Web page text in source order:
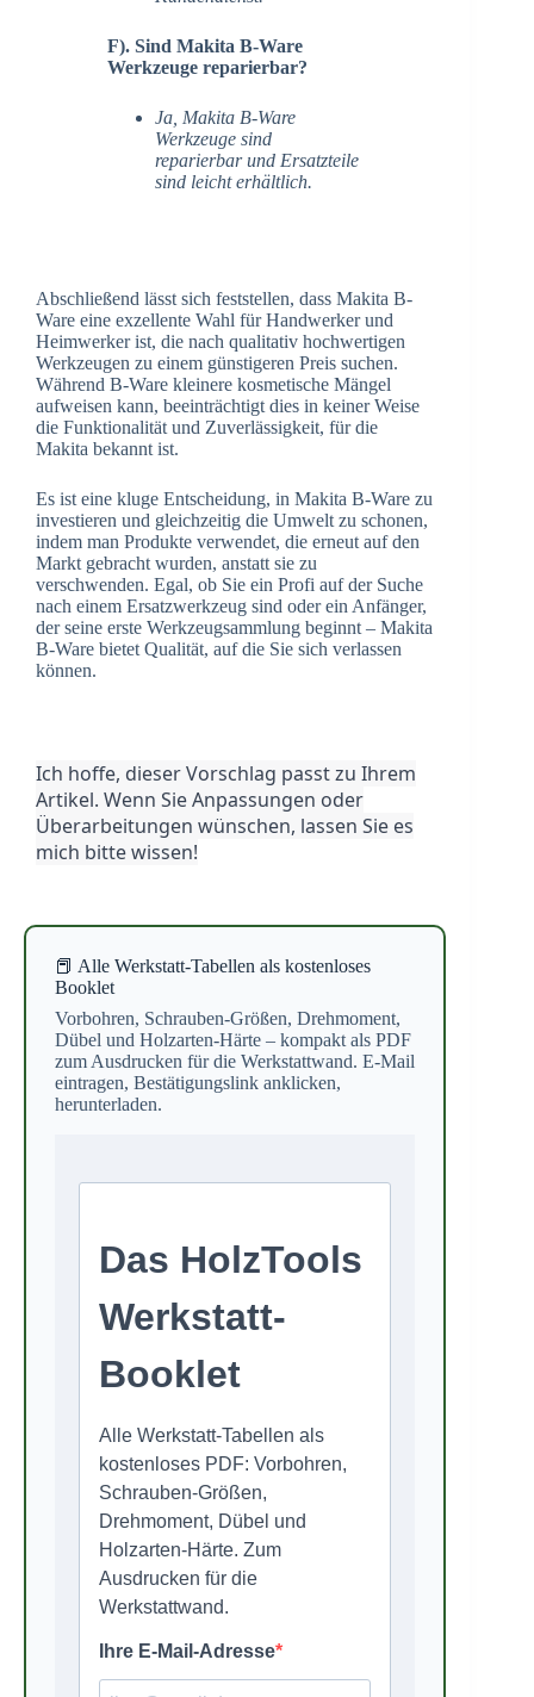
F). Sind Makita B-Ware
Werkzeuge reparierbar?
Ja, Makita B-Ware
Werkzeuge sind
reparierbar und Ersatzteile
sind leicht erhältlich.
Abschließend lässt sich feststellen, dass Makita B-
Ware eine exzellente Wahl für Handwerker und
Heimwerker ist, die nach qualitativ hochwertigen
Werkzeugen zu einem günstigeren Preis suchen.
Während B-Ware kleinere kosmetische Mängel
aufweisen kann, beeinträchtigt dies in keiner Weise
die Funktionalität und Zuverlässigkeit, für die
Makita bekannt ist.
Es ist eine kluge Entscheidung, in Makita B-Ware zu
investieren und gleichzeitig die Umwelt zu schonen,
indem man Produkte verwendet, die erneut auf den
Markt gebracht wurden, anstatt sie zu
verschwenden. Egal, ob Sie ein Profi auf der Suche
nach einem Ersatzwerkzeug sind oder ein Anfänger,
der seine erste Werkzeugsammlung beginnt – Makita
B-Ware bietet Qualität, auf die Sie sich verlassen
können.
Ich hoffe, dieser Vorschlag passt zu Ihrem
Artikel. Wenn Sie Anpassungen oder
Überarbeitungen wünschen, lassen Sie es
mich bitte wissen!
📕 Alle Werkstatt-Tabellen als kostenloses
Booklet
Vorbohren, Schrauben-Größen, Drehmoment,
Dübel und Holzarten-Härte – kompakt als PDF
zum Ausdrucken für die Werkstattwand. E-Mail
eintragen, Bestätigungslink anklicken,
herunterladen.